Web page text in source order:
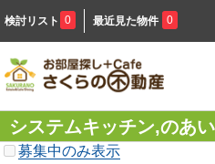
検討リスト 0 最近見た物件 0
システムキッチン,のあ
募集中のみ表示